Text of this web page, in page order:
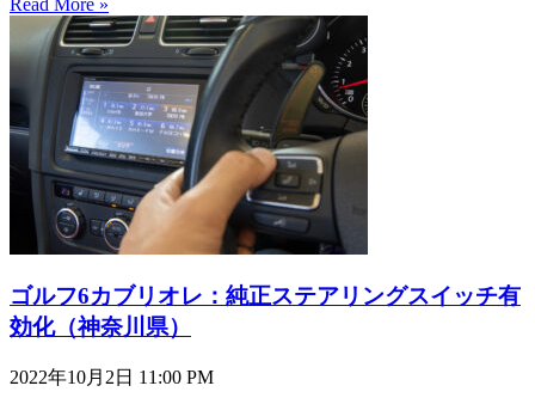
ゴルフ6カブリオレ：純正ステアリングスイッチ有
効化（神奈川県）
2022年10月2日 11:00 PM